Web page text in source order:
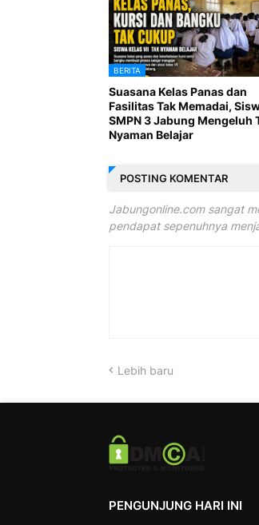
BERITA
Suasana Kelas Panas dan
Fasilitas Tak Memadai,
SMPN 3 Jabung Mengeluh
Nyaman Belajar
POSTING KOMENTAR
Jabungonline.com sangat
pendapat sepenuhnya
Lebih baru
PENGUNJUNG HARI INI